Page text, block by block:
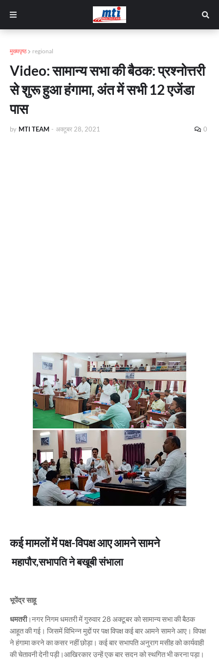
मुख्यपृष्ठ regional
Video: सामान्य सभा की बैठक: प्रश्नोत्तरी
से शुरू हुआ हंगामा, अंत में सभी 12 एजेंडा
पास
by MTI TEAM - अक्टूबर 28, 2021 0
कई मामलों में पक्ष-विपक्ष आए आमने सामने
महापौर,सभापति ने बखूबी संभाला
भूपेंद्र साहू
धमतरी।नगर निगम धमतरी में गुरुवार 28 अक्टूबर को सामान्य सभा की बैठक
आहूत की गई। जिसमें विभिन्न मुद्दों पर पक्ष विपक्ष कई बार आमने सामने आए। विपक्ष
ने हंगामा करने का कसर नहीं छोड़ा। कई बार सभापति अनुराग मसीह को कार्यवाही
की चेतावनी देनी पड़ी।आखिरकार उन्हें एक बार सदन को स्थगित भी करना पड़ा।